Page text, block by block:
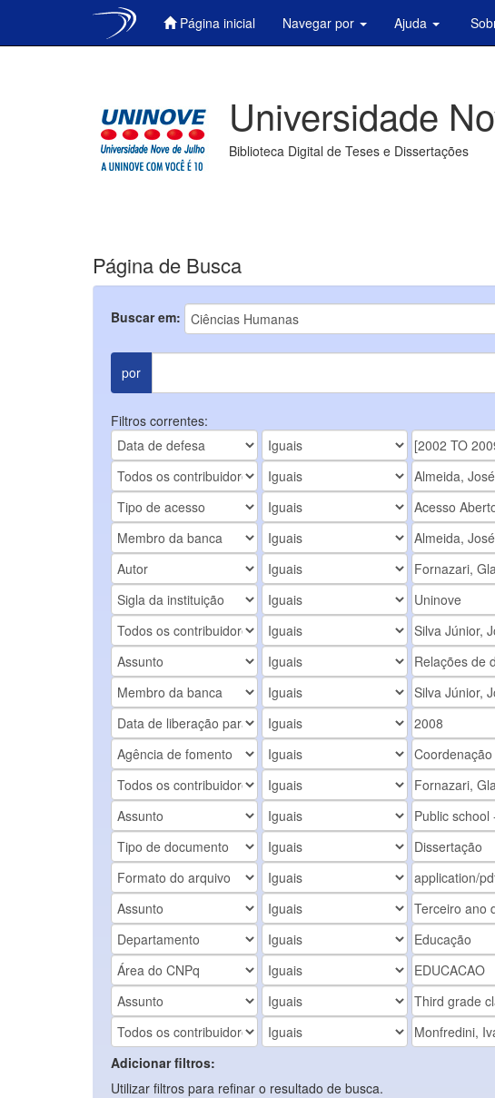
Página inicial Navegar por Ajuda
Universidade
Biblioteca Digital de Teses e Dissertações
Página de Busca
Buscar em:
por
Filtros correntes:
Adicionar filtros:
Utilizar filtros para refinar o resultado de busca.